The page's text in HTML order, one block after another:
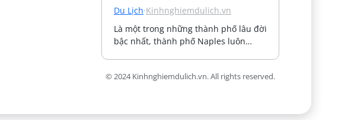
Du Lịch·Kinhnghiemdulich.vn
Là một trong những thành phố lâu đời
bậc nhất, thành phố Naples luôn…
© 2024 Kinhnghiemdulich.vn. All rights reserved.